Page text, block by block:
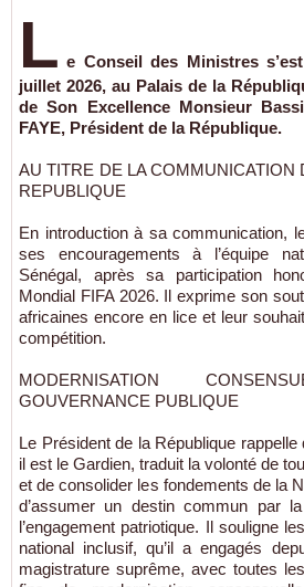
L e Conseil des Ministres
juillet 2026, au Palais de la
de Son Excellence Monsieur
FAYE, Président de la République.
AU TITRE DE LA COMMUNICATION
REPUBLIQUE
En introduction à sa communication,
ses encouragements à l’équipe
Sénégal, après sa participation
Mondial FIFA 2026. Il exprime son
africaines encore en lice et leur
compétition.
MODERNISATION
GOUVERNANCE PUBLIQUE
Le Président de la République
il est le Gardien, traduit la volonté de
et de consolider les fondements de la
d’assumer un destin commun par
l’engagement patriotique. Il souligne
national inclusif, qu’il a engagés
magistrature suprême, avec toutes